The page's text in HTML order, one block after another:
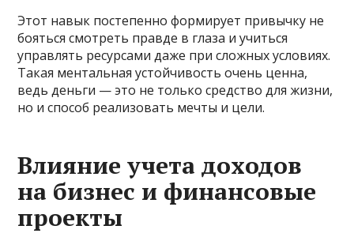
Этот навык постепенно формирует привычку не
бояться смотреть правде в глаза и учиться
управлять ресурсами даже при сложных условиях.
Такая ментальная устойчивость очень ценна,
ведь деньги — это не только средство для жизни,
но и способ реализовать мечты и цели.
Влияние учета доходов
на бизнес и финансовые
проекты